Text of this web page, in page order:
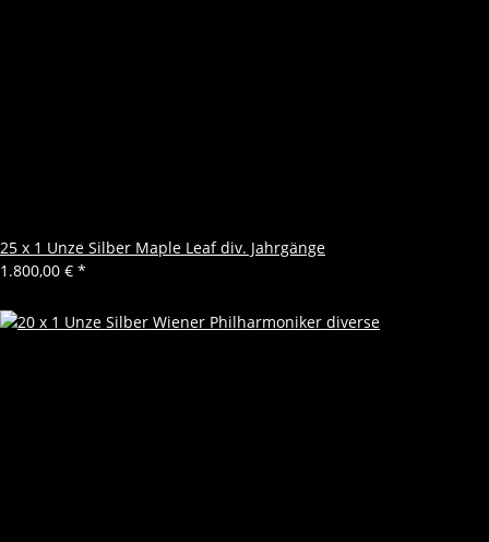
25 x 1 Unze Silber Maple Leaf div. Jahrgänge
1.800,00 € *